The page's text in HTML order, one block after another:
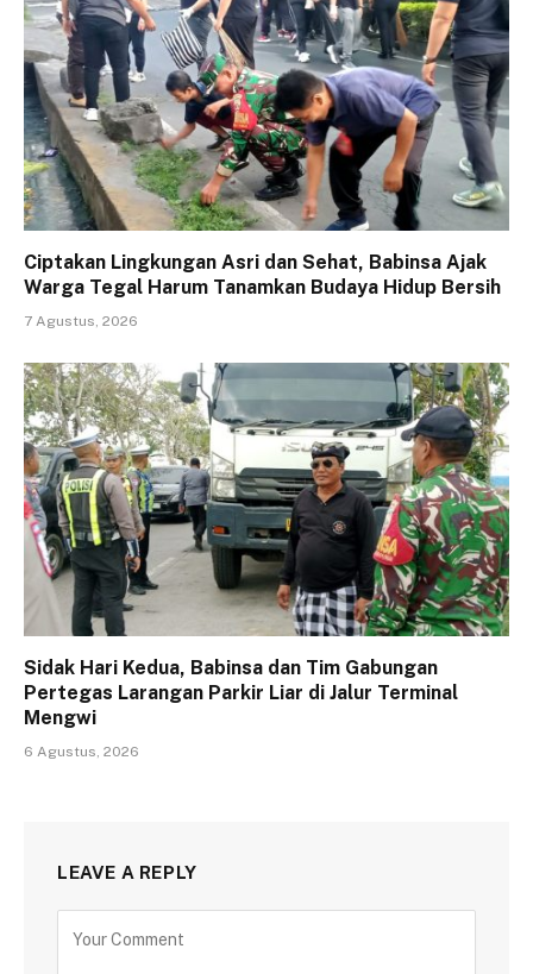
Ciptakan Lingkungan Asri dan Sehat, Babinsa Ajak
Warga Tegal Harum Tanamkan Budaya Hidup Bersih
7 Agustus, 2026
Sidak Hari Kedua, Babinsa dan Tim Gabungan
Pertegas Larangan Parkir Liar di Jalur Terminal
Mengwi
6 Agustus, 2026
LEAVE A REPLY